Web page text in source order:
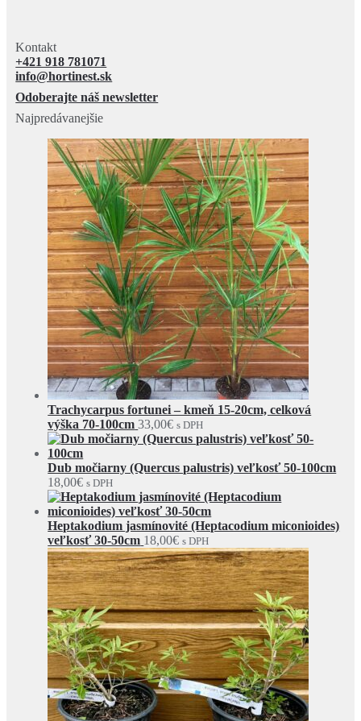
Kontakt
+421 918 781071
info@hortinest.sk
Odoberajte náš newsletter
Najpredávanejšie
Trachycarpus fortunei – kmeň 15-20cm, celková
výška 70-100cm 33,00€ s DPH
Dub močiarny (Quercus palustris) veľkosť 50-100cm
18,00€ s DPH
Heptakodium jasmínovité (Heptacodium miconioides)
veľkosť 30-50cm 18,00€ s DPH